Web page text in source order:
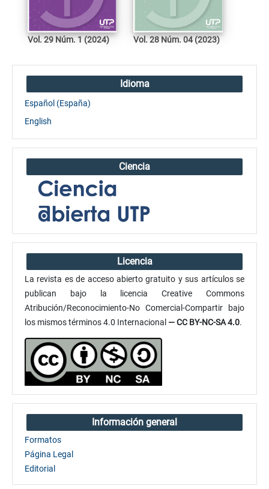
Vol. 29 Núm. 1 (2024) Vol. 28 Núm. 04 (2023)
Idioma
Español (España)
English
Ciencia
Licencia
La revista es de acceso abierto gratuito y sus artículos se
publican bajo la licencia Creative Commons
Atribución/Reconocimiento-No Comercial-Compartir bajo
los mismos términos 4.0 Internacional — CC BY-NC-SA 4.0.
Información general
Formatos
Página Legal
Editorial